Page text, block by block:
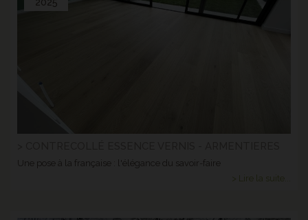
Une pose à la française : l'élégance du savoir-faire
> Lire la suite...